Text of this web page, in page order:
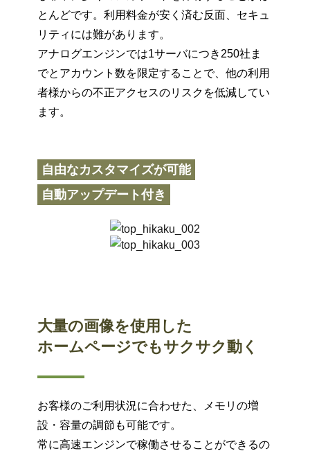
とんどです。利用料金が安く済む反面、セキュ
リティには難があります。
アナログエンジンでは1サーバにつき250社ま
でとアカウント数を限定することで、他の利用
者様からの不正アクセスのリスクを低減してい
ます。
自由なカスタマイズが可能
自動アップデート付き
大量の画像を使用した
ホームページでもサクサク動く
お客様のご利用状況に合わせた、メモリの増
設・容量の調節も可能です。
常に高速エンジンで稼働させることができるの